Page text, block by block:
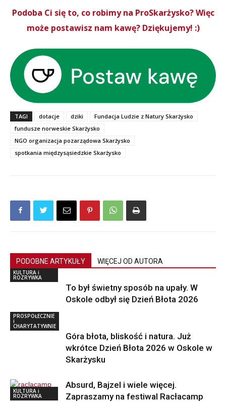
Podoba Ci się to, co robimy na ProSkarżysko? Więc
może postawisz nam kawę? Dziękujemy! :)
TAGI dotacje dziki
Fundacja Ludzie z Natury Skarżysko
fundusze norweskie Skarżysko
NGO organizacja pozarządowa Skarżysko
spotkania międzysąsiedzkie Skarżysko
PODOBNE ARTYKUŁY WIĘCEJ OD AUTORA
KULTURA i
ROZRYWKA
To był świetny sposób na upały. W
Oskole odbył się Dzień Błota 2026
PROSPOŁECZNIE
i
CHARYTATYWNIE
Góra błota, bliskość i natura. Już
wkrótce Dzień Błota 2026 w Oskole w
Skarżysku
KULTURA i
ROZRYWKA
Absurd, Bajzel i wiele więcej.
Zapraszamy na festiwal Racłacamp